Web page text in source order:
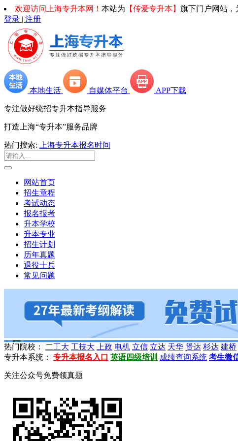
欢迎访问上海专升本网！ 本站为 【传爱专升本】 旗下门户网站，
登录 | 注册
本地生活 自媒体平台 APP下载
专注做好统招专升本指导服务
打造上海“专升本”服务品牌
热门搜索: 上海专升本报名时间
网站首页
招生章程
考试动态
报名报考
升本学校
升本专业
招生计划
历年真题
退役士兵
常见问题
热门院校： 二工大 工技大 上政 电机 立信 立达 天华 贤达 杉达 建桥
专升本系统：
专升本报名入口 英语四级培训 成绩查询系统 考生微
关注公众号免费领真题